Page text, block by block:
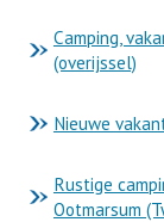
Camping,
(overijssel)
Nieuwe
Rustige
Ootmarsum